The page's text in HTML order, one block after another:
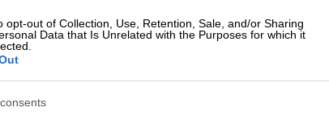
opt-out of Collection, Use, Retention, Sale, and/or Sharing
Data that Is Unrelated with the Purposes for which it
Χαλάνδρι και σύλληψη ενός ατόμου